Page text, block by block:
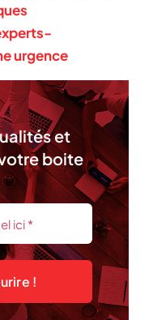
urgence
et
boite
!